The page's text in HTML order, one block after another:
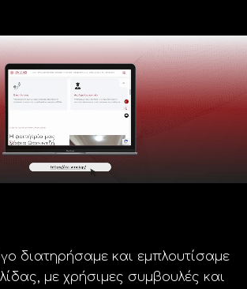
διατηρήσαμε και εμπλουτίσαμε
με χρήσιμες συμβουλές και